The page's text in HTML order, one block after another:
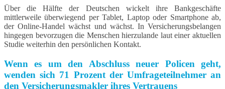
Über die Hälfte der Deutschen wickelt ihre Bankgeschäfte
mittlerweile überwiegend per Tablet, Laptop oder Smartphone ab,
der Online-Handel wächst und wächst. In Versicherungsbelangen
hingegen bevorzugen die Menschen hierzulande laut einer aktuellen
Studie weiterhin den persönlichen Kontakt.
Wenn es um den Abschluss neuer Policen geht,
wenden sich 71 Prozent der Umfrageteilnehmer an
den Versicherungsmakler ihres Vertrauens